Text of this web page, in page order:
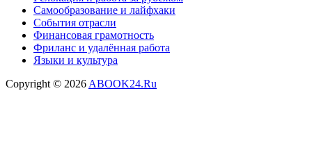
Самообразование и лайфхаки
События отрасли
Финансовая грамотность
Фриланс и удалённая работа
Языки и культура
Copyright © 2026 ABOOK24.Ru